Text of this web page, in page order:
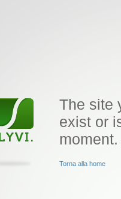
The site
exist or
moment.
Torna alla home